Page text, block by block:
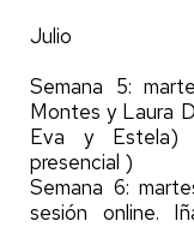
Julio
Semana 5:
Montes y Laura
Eva y Estela)
presencial )
Semana 6:
sesión online.